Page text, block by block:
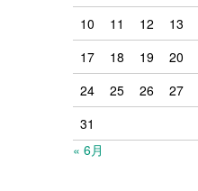
10
11 12 13
17
18 19 20
24
25 26 27
31
« 6月